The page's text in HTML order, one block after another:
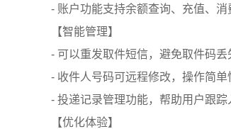
- 账户功能支持余额查询、充值、
【智能管理】
- 可以重发取件短信，避免取件码丢
- 收件人号码可远程修改，操作简单
- 投递记录管理功能，帮助用户跟
【优化体验】